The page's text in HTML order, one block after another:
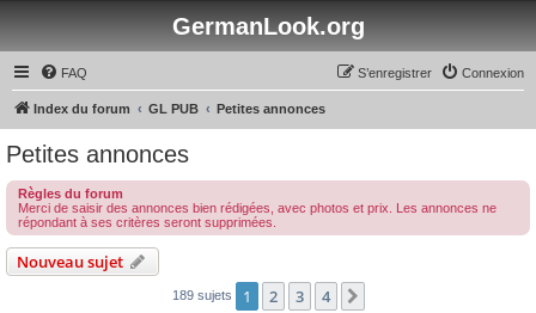
GermanLook.org
FAQ Connexion
S’enregistrer
Index du forum GL PUB Petites annonces
Petites annonces
Règles du forum
Merci de saisir des annonces bien rédigées, avec photos et prix. Les annonces ne
répondant à ses critères seront supprimées.
Nouveau sujet
189 sujets 1 2 3 4